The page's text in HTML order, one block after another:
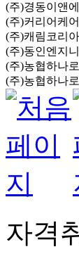
(주)경동이앤
(주)커리어케어
(주)캐림코리아
(주)동인엔지
(주)농협하나
(주)농협하나
자격